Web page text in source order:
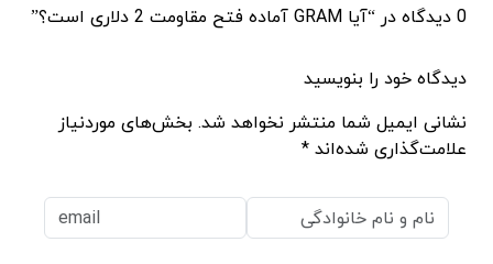
0 دیدگاه در “آیا GRAM آماده فتح مقاومت 2 دلاری است؟”
دیدگاه خود را بنویسید
نشانی ایمیل شما منتشر نخواهد شد. بخش‌های موردنیاز
علامت‌گذاری شده‌اند *